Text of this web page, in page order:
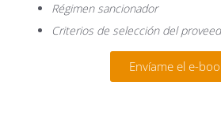
Régimen sancionador
Criterios de selección del
Envíame el e-